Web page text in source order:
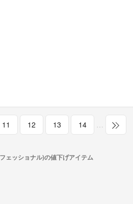
11 12 13 14
ェッショナル)の値下げアイテム